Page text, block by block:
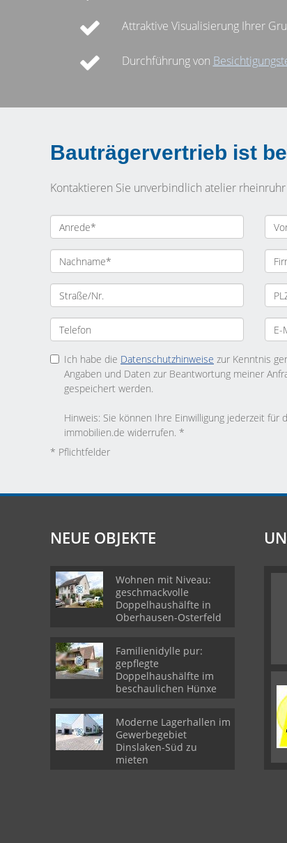
Attraktive Visualisierung Ihrer
Durchführung von
Bauträgervertrieb ist
Kontaktieren Sie unverbindlich atelier
Ich habe die Datenschutzhinweise zur Kenntnis
Angaben und Daten zur Beantwortung meiner
gespeichert werden.
Hinweis: Sie können Ihre Einwilligung jederzeit für
immobilien.de widerrufen. *
* Pflichtfelder
NEUE OBJEKTE
Wohnen mit Niveau:
geschmackvolle
Doppelhaushälfte in
Oberhausen-Osterfeld
Familienidylle pur:
gepflegte
Doppelhaushälfte im
beschaulichen Hünxe
Moderne Lagerhallen im
Gewerbegebiet
Dinslaken-Süd zu
mieten